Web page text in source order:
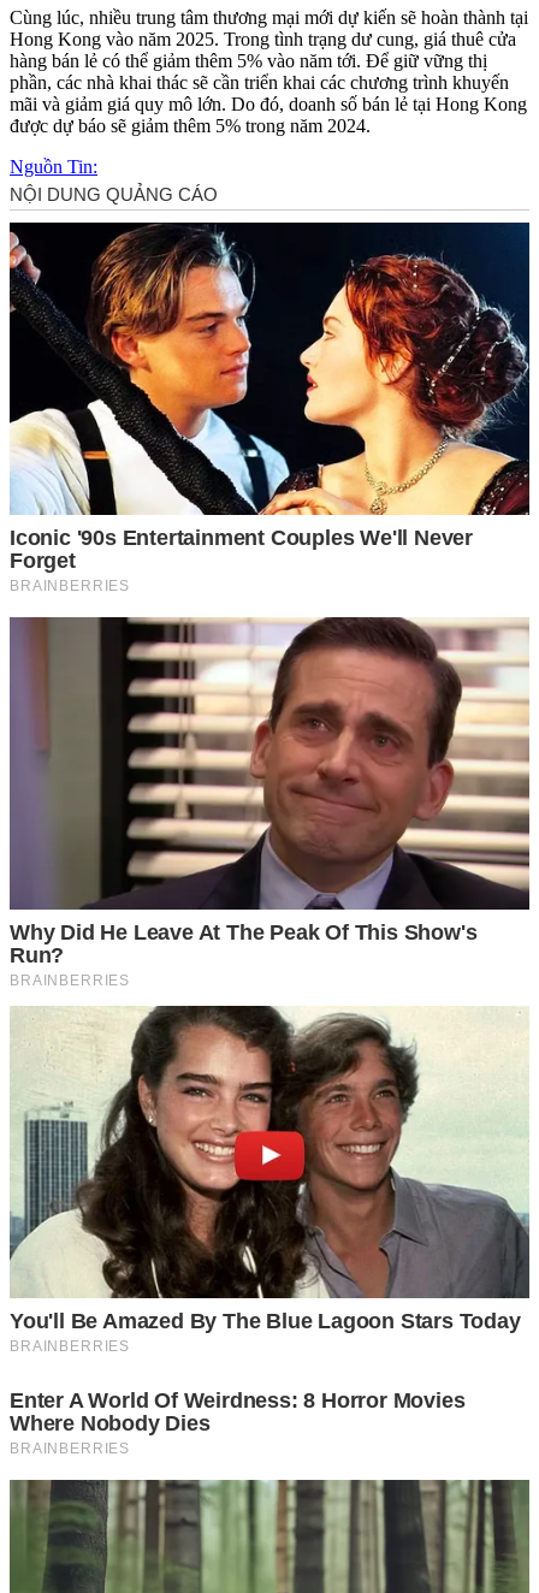
Cùng lúc, nhiều trung tâm thương mại mới dự kiến sẽ hoàn thành tại
Hong Kong vào năm 2025. Trong tình trạng dư cung, giá thuê cửa
hàng bán lẻ có thể giảm thêm 5% vào năm tới. Để giữ vững thị
phần, các nhà khai thác sẽ cần triển khai các chương trình khuyến
mãi và giảm giá quy mô lớn. Do đó, doanh số bán lẻ tại Hong Kong
được dự báo sẽ giảm thêm 5% trong năm 2024.
Nguồn Tin: